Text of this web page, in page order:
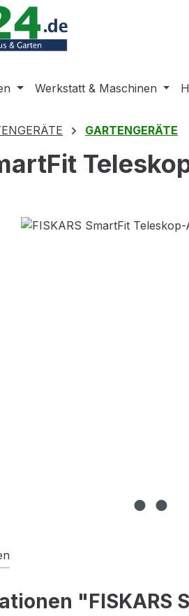
Werkstatt & Maschinen
GARTENGERÄTE
"FISKARS